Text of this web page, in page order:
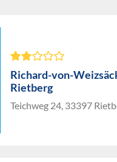
Richard-von-
Rietberg
Teichweg 24, 33397